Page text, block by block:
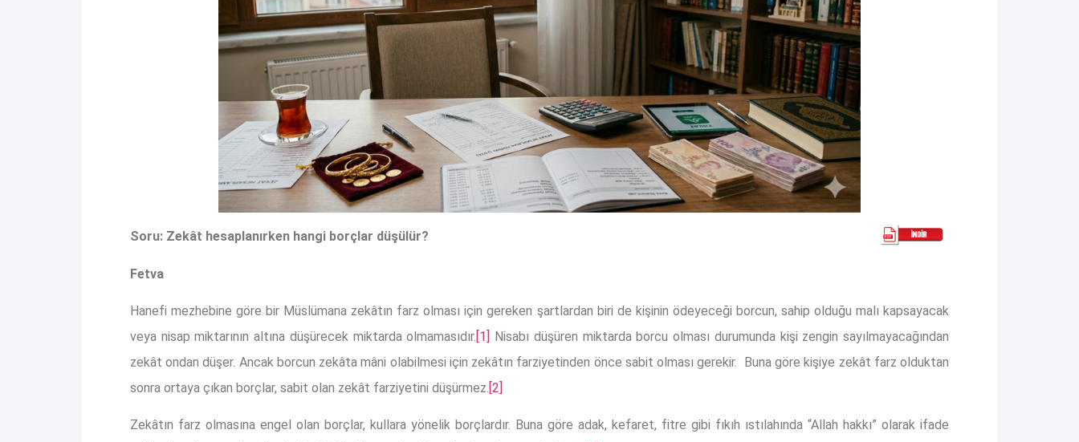
Soru: Zekât hesaplanırken hangi borçlar düşülür?
Fetva
Hanefi mezhebine göre bir Müslümana zekâtın farz olması için gereken şartlardan biri de kişinin ödeyeceği borcun, sahip olduğu malı kapsayacak
veya nisap miktarının altına düşürecek miktarda olmamasıdır.[1] Nisabı düşüren miktarda borcu olması durumunda kişi zengin sayılmayacağından
zekât ondan düşer. Ancak borcun zekâta mâni olabilmesi için zekâtın farziyetinden önce sabit olması gerekir. Buna göre kişiye zekât farz olduktan
sonra ortaya çıkan borçlar, sabit olan zekât farziyetini düşürmez.[2]
Zekâtın farz olmasına engel olan borçlar, kullara yönelik borçlardır. Buna göre adak, kefaret, fitre gibi fıkıh ıstılahında “Allah hakkı” olarak ifade